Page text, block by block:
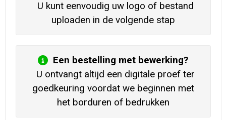
U kunt eenvoudig uw logo of bestand
uploaden in de volgende stap
Een bestelling met bewerking?
U ontvangt altijd een digitale proef ter
goedkeuring voordat we beginnen met
het borduren of bedrukken